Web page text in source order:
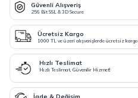
Güvenli Alışveriş
256 Bit SSL & 3D Secure
Ücretsiz Kargo
1000 TL ve üzeri alışverişlerde ücretsiz kargo
Hızlı Teslimat
Hızlı Teslimat, Güvenilir Hizmet!
İade & Değişim